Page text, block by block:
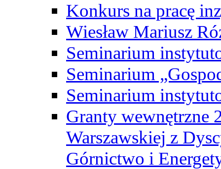
Konkurs na pracę
Wiesław Mariusz
Seminarium
Seminarium
Seminarium
Granty wewnętrzne
Warszawskiej z
Górnictwo i